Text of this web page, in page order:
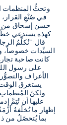
وتحثُّ المنظمات
في صُنْعِ
حسن إسحاق من
كهذه يستدعي
قال: “نُكلِّمُ
السيِّدات خصوصاً،
كانت صاحبة
على رسول
الأعراف
يستغرق
ولكنّ المُنظماتِ
عليها أن تُتِمَّ
إظهار ما تُخلّفهُ
بما يُتحصّلُ من